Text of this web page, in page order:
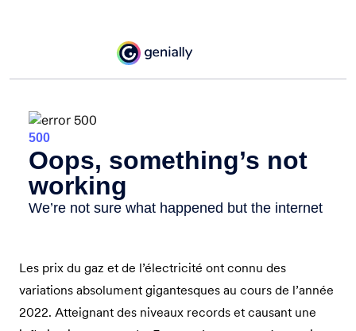
Les prix du gaz et de l’électricité ont connu des
variations absolument gigantesques au cours de l’année
2022. Atteignant des niveaux records et causant une